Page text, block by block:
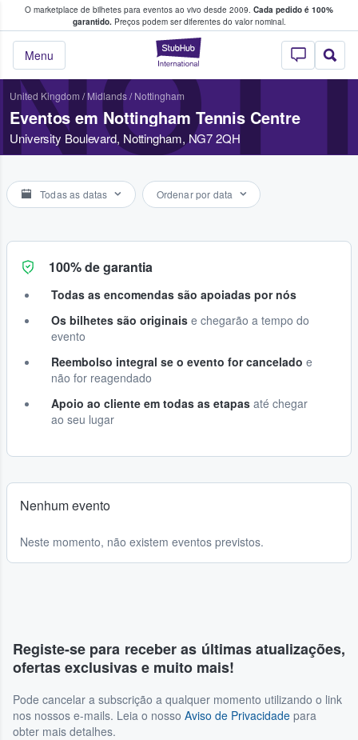
O marketplace de bilhetes para eventos ao vivo desde 2009. Cada pedido é 100%
garantido.Preços podem ser diferentes do valor nominal.
StubHub – onde
Menu
fãs compram e vendem bilhetes
United Kingdom / Midlands/ Nottingham
Eventos em Nottingham Tennis Centre
University Boulevard, Nottingham, NG7 2QH
Todas as datas Ordenar por data
100% de garantia
Todas as encomendas são apoiadas por nós
Os bilhetes são originais e chegarão a tempo do
evento
Reembolso integral se o evento for cancelado e
não for reagendado
Apoio ao cliente em todas as etapas até chegar
ao seu lugar
Nenhum evento
Neste momento, não existem eventos previstos.
Registe-se para receber as últimas atualizações,
ofertas exclusivas e muito mais!
Pode cancelar a subscrição a qualquer momento utilizando o link
nos nossos e-mails. Leia o nosso Aviso de Privacidade para
obter mais detalhes.